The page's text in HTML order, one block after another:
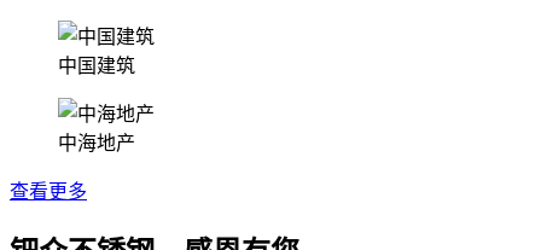
中国建筑
中海地产
查看更多